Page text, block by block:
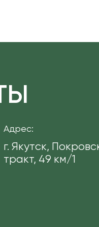
Адрес:
г. Якутск,
тракт, 49 км/1